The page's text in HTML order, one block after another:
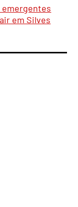
emergentes
em Silves